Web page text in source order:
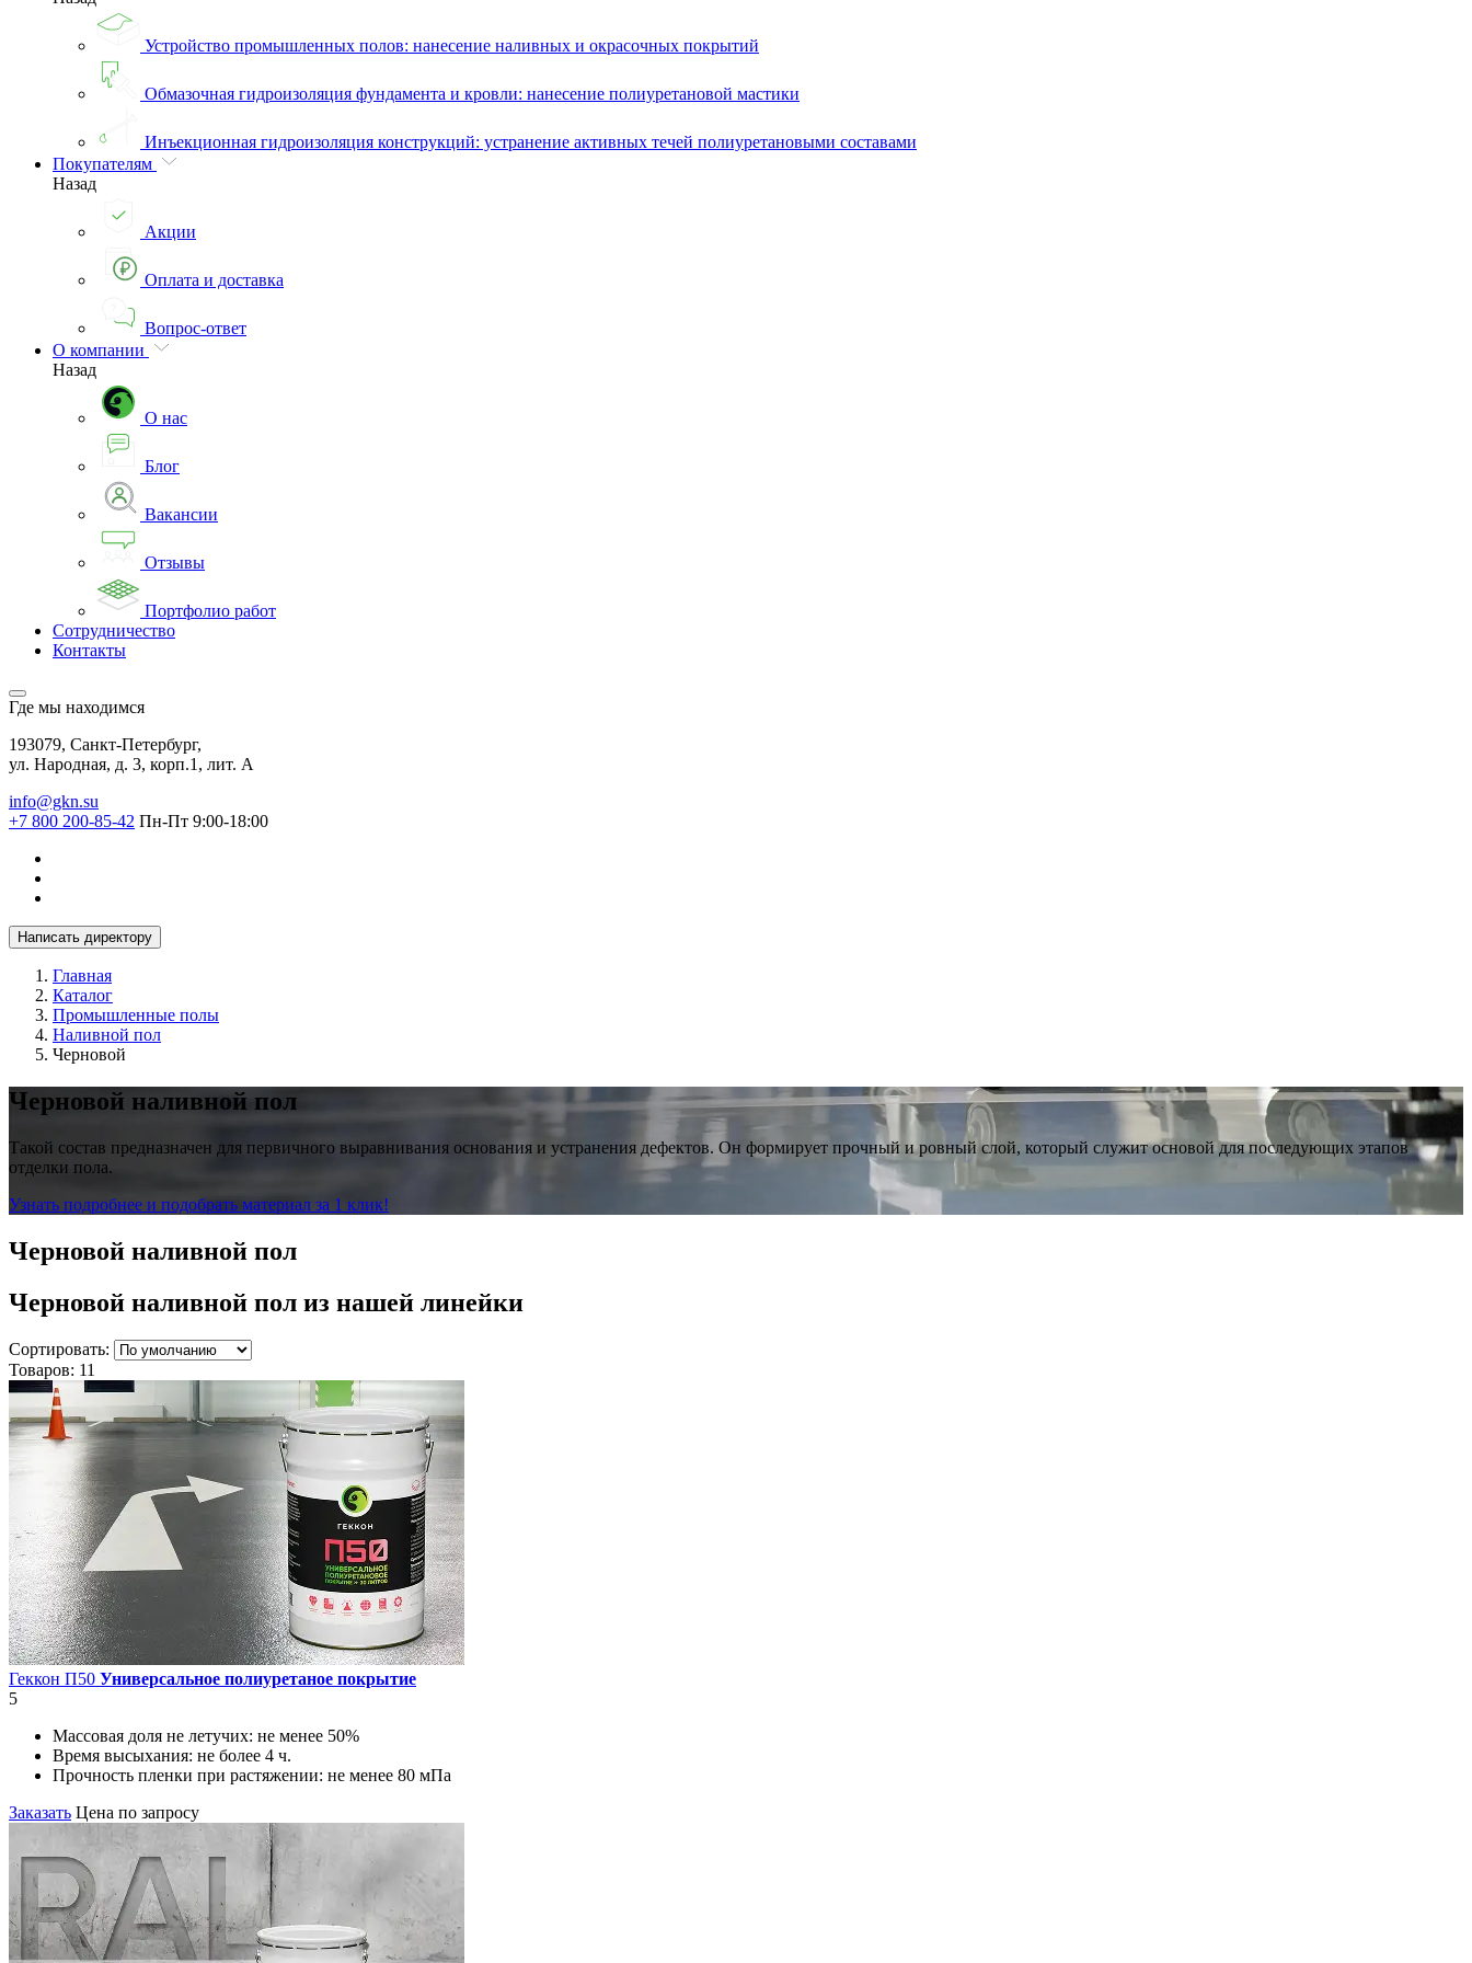
Устройство промышленных полов: нанесение наливных и окрасочных покрытий
Обмазочная гидроизоляция фундамента и кровли: нанесение полиуретановой мастики
Инъекционная гидроизоляция конструкций: устранение активных течей полиуретановыми составами
Покупателям
Назад
Акции
Оплата и доставка
Вопрос-ответ
О компании
Назад
О нас
Блог
Вакансии
Отзывы
Портфолио работ
Сотрудничество
Контакты
Где мы находимся
193079, Санкт-Петербург,
ул. Народная, д. 3, корп.1, лит. А
info@gkn.su
+7 800 200-85-42 Пн-Пт 9:00-18:00
Написать директору
Главная
Каталог
Промышленные полы
Наливной пол
Черновой
Черновой наливной пол
Такой состав предназначен для первичного выравнивания основания и устранения дефектов. Он формирует прочный и ровный слой, который служит основой для последующих этапов
отделки пола.
Узнать подробнее и подобрать материал за 1 клик!
Черновой наливной пол
Черновой наливной пол из нашей линейки
Сортировать:
Товаров: 11
Геккон П50 Универсальное полиуретаное покрытие
5
Массовая доля не летучих: не менее 50%
Время высыхания: не более 4 ч.
Прочность пленки при растяжении: не менее 80 мПа
Заказать Цена по запросу